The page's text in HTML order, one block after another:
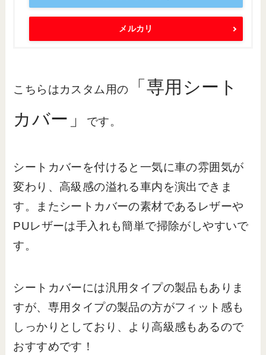
メルカリ
こちらはカスタム用の
「専用シート
カバー」
です。
シートカバーを付けると一気に車の雰囲気が
変わり、高級感の溢れる車内を演出できま
す。またシートカバーの素材であるレザーや
PUレザーは手入れも簡単で掃除がしやすいで
す。
シートカバーには汎用タイプの製品もありま
すが、専用タイプの製品の方がフィット感も
しっかりとしており、より高級感もあるので
おすすめです！